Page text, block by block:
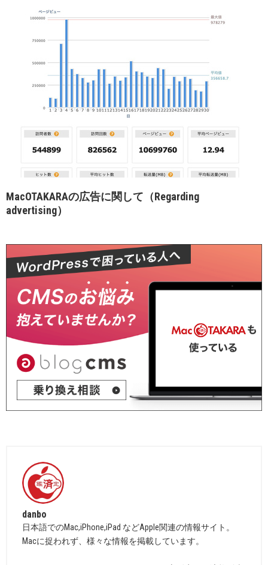
MacOTAKARAの広告に関して（Regarding
advertising）
danbo
日本語でのMac,iPhone,iPad などApple関連の情報サイト。
Macに捉われず、様々な情報を掲載しています。